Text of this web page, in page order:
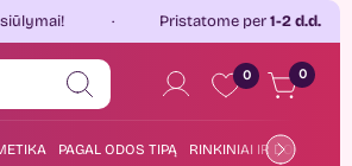
Pristatome per1-2 d.d. Jau
0 0
PAGAL ODOS TIPĄ RINKINIAI IR DOVANOS